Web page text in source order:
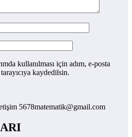
kullanılması için adım, e-posta
kaydedilsin.
5678matematik@gmail.com